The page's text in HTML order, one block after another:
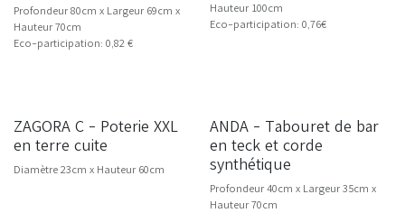
Profondeur 80cm x Largeur 69cm x
Hauteur 70cm
Eco-participation: 0,82 €
Hauteur 100cm
Eco-participation: 0,76€
ZAGORA C - Poterie XXL
en terre cuite
Diamètre 23cm x Hauteur 60cm
ANDA - Tabouret de bar
en teck et corde
synthétique
Profondeur 40cm x Largeur 35cm x
Hauteur 70cm